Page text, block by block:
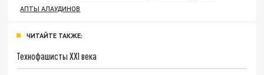
АПТЫ АЛАУДИНОВ
ЧИТАЙТЕ ТАКЖЕ:
Технофашисты XXI века